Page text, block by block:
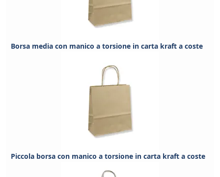
Borsa media con manico a torsione in carta kraft a coste
Piccola borsa con manico a torsione in carta kraft a coste